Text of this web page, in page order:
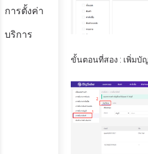
การตั้งค่า
บริการ